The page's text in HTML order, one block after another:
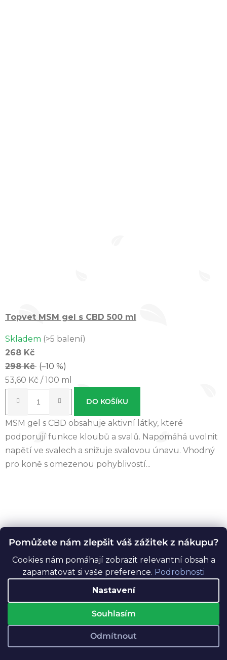
Pomůžete nám zlepšit váš zážitek z nákupu?
Cookies nám pomáhají zobrazit relevantní obsah a
zapamatovat si vaše preference. Podrobnosti
Nastavení
Odmítnout
Souhlasím
Topvet MSM gel s CBD 500 ml
Skladem (>5 balení)
268 Kč
298 Kč (–10 %)
Měrná
53,60 Kč / 100 ml
DO KOŠÍKU
MSM gel s CBD obsahuje aktivní látky, které
podporují funkce kloubů a svalů. Napomáhá uvolnit
napětí ve svalech a snižuje svalovou únavu. Vhodný
pro koně s omezenou pohyblivostí...